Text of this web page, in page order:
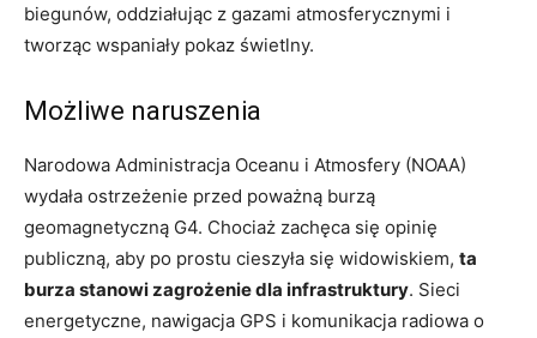
biegunów, oddziałując z gazami atmosferycznymi i
tworząc wspaniały pokaz świetlny.
Możliwe naruszenia
Narodowa Administracja Oceanu i Atmosfery (NOAA)
wydała ostrzeżenie przed poważną burzą
geomagnetyczną G4. Chociaż zachęca się opinię
publiczną, aby po prostu cieszyła się widowiskiem, ta
burza stanowi zagrożenie dla infrastruktury. Sieci
energetyczne, nawigacja GPS i komunikacja radiowa o